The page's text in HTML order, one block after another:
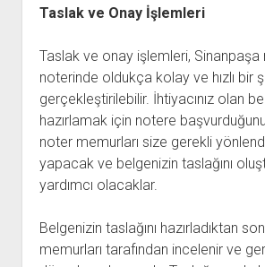
Taslak ve Onay İşlemleri
Taslak ve onay işlemleri,
noterinde oldukça kolay ve hızlı bir
gerçekleştirilebilir. İhtiyacınız olan
hazırlamak için notere
noter memurları size gerekli
yapacak ve belgenizin taslağını
yardımcı olacaklar.
Belgenizin taslağını hazırladıktan
memurları tarafından incelenir ve